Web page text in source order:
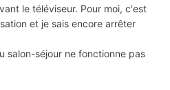
le téléviseur. Pour moi, c'est
et je sais encore arrêter
salon-séjour ne fonctionne pas